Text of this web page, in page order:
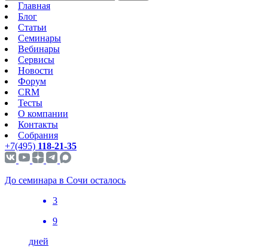
Главная
Блог
Статьи
Семинары
Вебинары
Сервисы
Новости
Форум
CRM
Тесты
О компании
Контакты
Собрания
+7(495) 118-21-35
До семинара в Сочи осталось
3
9
дней